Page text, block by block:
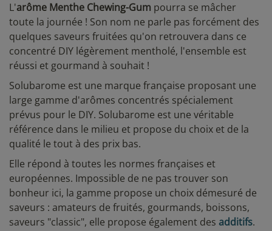
L'arôme Menthe Chewing-Gum pourra se mâcher
toute la journée ! Son nom ne parle pas forcément des
quelques saveurs fruitées qu'on retrouvera dans ce
concentré DIY légèrement mentholé, l'ensemble est
réussi et gourmand à souhait !
Solubarome est une marque française proposant une
large gamme d'arômes concentrés spécialement
prévus pour le DIY. Solubarome est une véritable
référence dans le milieu et propose du choix et de la
qualité le tout à des prix bas.
Elle répond à toutes les normes françaises et
européennes. Impossible de ne pas trouver son
bonheur ici, la gamme propose un choix démesuré de
saveurs : amateurs de fruités, gourmands, boissons,
saveurs "classic", elle propose également des additifs.